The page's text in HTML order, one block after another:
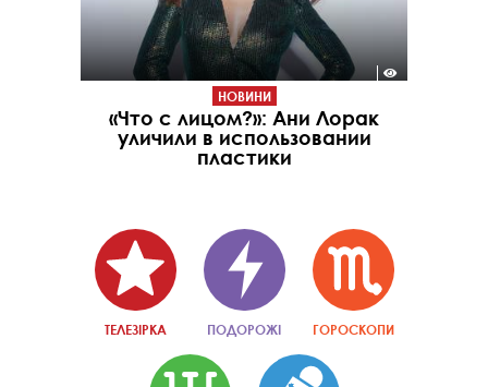
НОВИНИ
«Что с лицом?»: Ани Лорак
уличили в использовании
пластики
ТЕЛЕЗІРКА ПОДОРОЖІ ГОРОСКОПИ